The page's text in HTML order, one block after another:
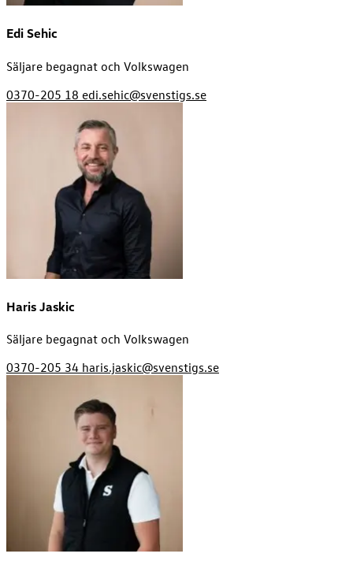
Edi Sehic
Säljare begagnat och Volkswagen
0370-205 18 edi.sehic@svenstigs.se
Haris Jaskic
Säljare begagnat och Volkswagen
0370-205 34 haris.jaskic@svenstigs.se